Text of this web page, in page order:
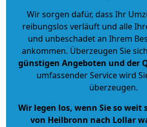
Wir sorgen dafür, dass Ihr
reibungslos verläuft und alle
und unbeschadet an Ihrem
ankommen. Überzeugen Sie
günstigen Angeboten und der
umfassender Service wird
überzeugen.
Wir legen los, wenn Sie so weit
von Heilbronn nach Lollar